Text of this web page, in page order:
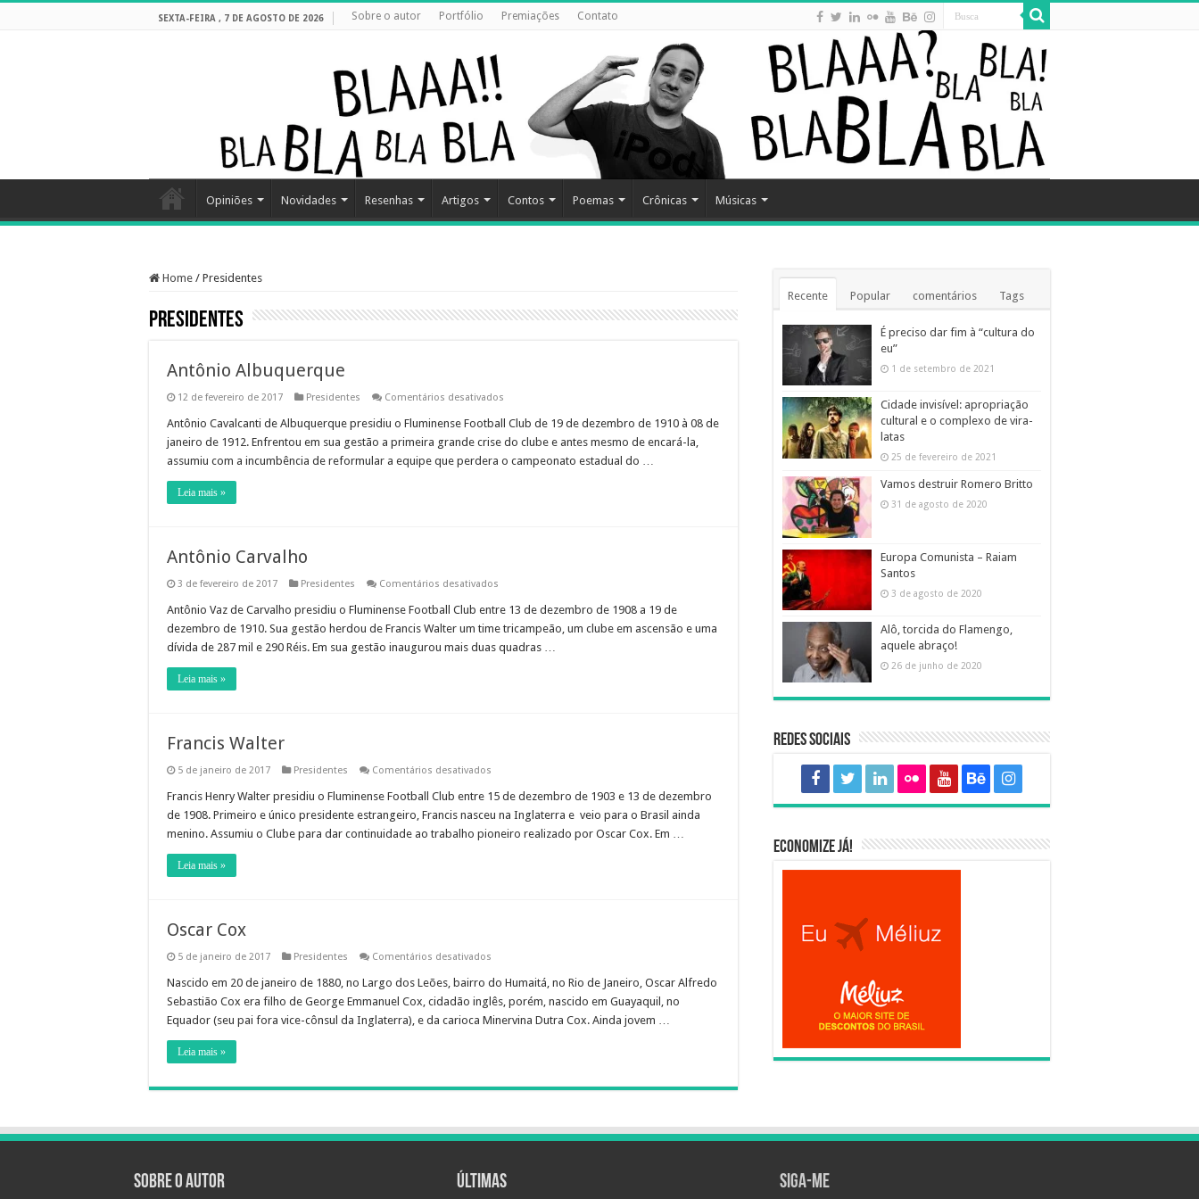
SEXTA-FEIRA , 7 DE AGOSTO DE 2026 Sobre o autor Portfólio Premiações Contato
Opiniões Novidades Resenhas Artigos Contos Poemas Crônicas Músicas
Home / Presidentes
Presidentes
Antônio Albuquerque
12 de fevereiro de 2017 Presidentes Comentários desativados
Albuquerque
Antônio Cavalcanti de Albuquerque presidiu o Fluminense Football Club de 19 de dezembro de 1910 à 08 de
janeiro de 1912. Enfrentou em sua gestão a primeira grande crise do clube e antes mesmo de encará-la,
assumiu com a incumbência de reformular a equipe que perdera o campeonato estadual do …
Leia mais »
Antônio Carvalho
3 de fevereiro de 2017 Presidentes Comentários desativados
Carvalho
Antônio Vaz de Carvalho presidiu o Fluminense Football Club entre 13 de dezembro de 1908 a 19 de
dezembro de 1910. Sua gestão herdou de Francis Walter um time tricampeão, um clube em ascensão e uma
dívida de 287 mil e 290 Réis. Em sua gestão inaugurou mais duas quadras …
Leia mais »
Francis Walter
5 de janeiro de 2017 Presidentes Comentários desativados
Walter
Francis Henry Walter presidiu o Fluminense Football Club entre 15 de dezembro de 1903 e 13 de dezembro
de 1908. Primeiro e único presidente estrangeiro, Francis nasceu na Inglaterra e veio para o Brasil ainda
menino. Assumiu o Clube para dar continuidade ao trabalho pioneiro realizado por Oscar Cox. Em …
Leia mais »
Oscar Cox
5 de janeiro de 2017 Presidentes Comentários desativados
Cox
Nascido em 20 de janeiro de 1880, no Largo dos Leões, bairro do Humaitá, no Rio de Janeiro, Oscar Alfredo
Sebastião Cox era filho de George Emmanuel Cox, cidadão inglês, porém, nascido em Guayaquil, no
Equador (seu pai fora vice-cônsul da Inglaterra), e da carioca Minervina Dutra Cox. Ainda jovem …
Leia mais »
Recente Popular comentários Tags
É preciso dar fim à “cultura do
eu”
1 de setembro de 2021
Cidade invisível: apropriação
cultural e o complexo de vira-
latas
25 de fevereiro de 2021
Vamos destruir Romero Britto
31 de agosto de 2020
Europa Comunista – Raiam
Santos
3 de agosto de 2020
Alô, torcida do Flamengo,
aquele abraço!
26 de junho de 2020
Redes sociais
Economize já!
Sobre o autor Últimas Siga-me